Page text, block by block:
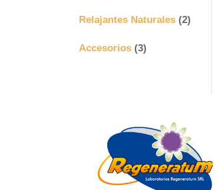
Relajantes Naturales (2)
Accesorios (3)